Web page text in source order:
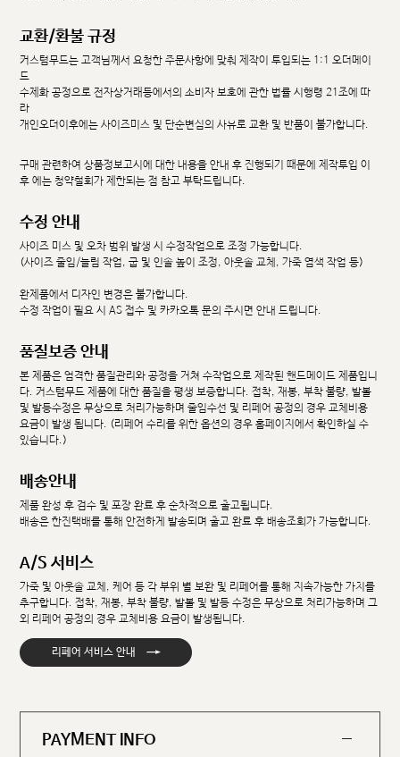
교환/환불 규정
커스텀무드는 고객님께서 요청한 주문사항에 맞춰 제작이 투입되는 1:1 오더메이
드
수제화 공정으로 전자상거래등에서의 소비자 보호에 관한 법률 시행령 21조에 따
라
개인오더이후에는 사이즈미스 및 단순변심의 사유로 교환 및 반품이 불가합니다.
구매 관련하여 상품정보고시에 대한 내용을 안내 후 진행되기 때문에 제작투입 이
후 에는 청약철회가 제한되는 점 참고 부탁드립니다.
수정 안내
사이즈 미스 및 오차 범위 발생 시 수정작업으로 조정 가능합니다.
(사이즈 줄임/늘림 작업, 굽 및 인솔 높이 조정, 아웃솔 교체, 가죽 염색 작업 등)
완제품에서 디자인 변경은 불가합니다.
수정 작업이 필요 시 AS 접수 및 카카오톡 문의 주시면 안내 드립니다.
품질보증 안내
본 제품은 엄격한 품질관리와 공정을 거쳐 수작업으로 제작된 핸드메이드 제품입니
다. 커스텀무드 제품에 대한 품질을 평생 보증합니다. 접착, 재봉, 부착 불량, 발볼
및 발등수정은 무상으로 처리가능하며 줄임수선 및 리페어 공정의 경우 교체비용
요금이 발생 됩니다. (리페어 수리를 위한 옵션의 경우 홈페이지에서 확인하실 수
있습니다.)
배송안내
제품 완성 후 검수 및 포장 완료 후 순차적으로 출고됩니다.
배송은 한진택배를 통해 안전하게 발송되며 출고 완료 후 배송조회가 가능합니다.
A/S 서비스
가죽 및 아웃솔 교체, 케어 등 각 부위 별 보완 및 리페어를 통해 지속가능한 가치를
추구합니다. 접착, 재봉, 부착 불량, 발볼 및 발등 수정은 무상으로 처리가능하며 그
외 리페어 공정의 경우 교체비용 요금이 발생됩니다.
리페어 서비스 안내 →
PAYMENT INFO